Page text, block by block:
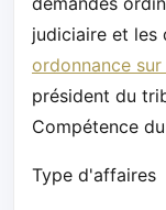
judiciaire et les
ordonnance
président du
Compétence
Type d'affaires